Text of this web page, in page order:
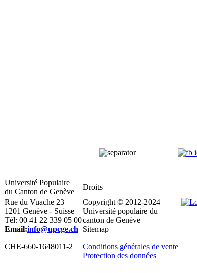
Université Populaire
du Canton de Genève
Droits
Rue du Vuache 23
1201 Genève - Suisse
Tél: 00 41 22 339 05 00
Email:info@upcge.ch
CHE-660-1648011-2
Copyright © 2012-2024
Université populaire du
canton de Genève
Sitemap
Conditions générales de vente
Protection des données